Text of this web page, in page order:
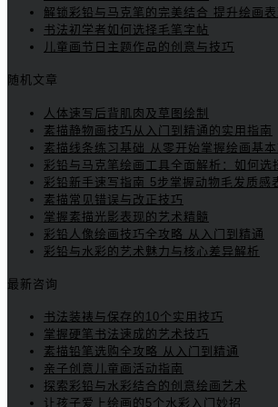
解锁彩铅与马克笔的完美结合 提升绘画
书法初学者如何选择毛笔字帖
儿童画节日主题作品的创意与技巧
随机文章
人体速写后背肌肉及草图绘制
素描静物画技巧从入门到精通的实用指南
素描线条练习基础 从零开始掌握绘画基本
彩铅与马克笔绘画工具全面解析：如何选
彩铅新手速写指南 5步掌握动物毛发质感
素描常见错误与改正技巧
掌握素描光影表现的艺术精髓
彩铅人像绘画技巧全攻略 从入门到精通
彩铅与水彩的艺术魅力与核心差异解析
最新咨询
书法装裱与保存的10个实用技巧
掌握硬笔书法速成的艺术技巧
素描铅笔选购全攻略 从入门到精通
亲子创意儿童画活动指南
探索彩铅与水彩结合的创意绘画艺术
让孩子爱上绘画的5个水彩入门妙招